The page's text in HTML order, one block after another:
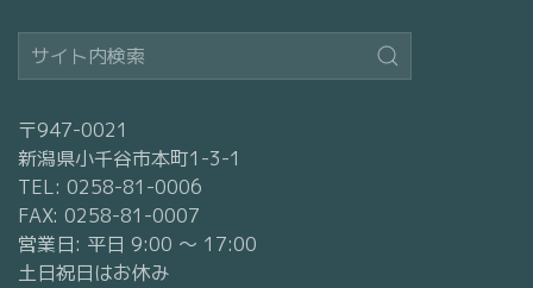
〒947-0021
新潟県小千谷市本町1-3-1
TEL: 0258-81-0006
FAX: 0258-81-0007
営業日: 平日 9:00 〜 17:00
土日祝日はお休み